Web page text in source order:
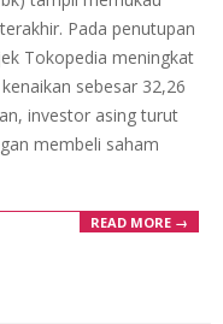
Pada penutupan
Tokopedia meningkat
sebesar 32,26
investor asing turut
membeli saham
READ MORE →